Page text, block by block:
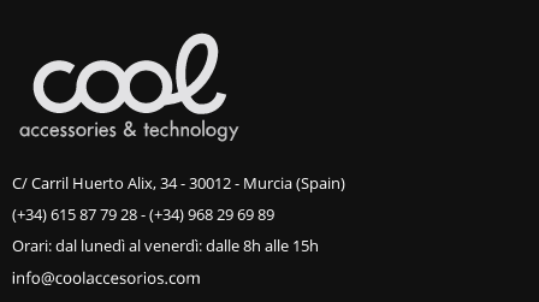
C/ Carril Huerto Alix, 34 - 30012 - Murcia (Spain)
(+34) 615 87 79 28-(+34) 968 29 69 89
Orari: dal lunedì al venerdì: dalle 8h alle 15h